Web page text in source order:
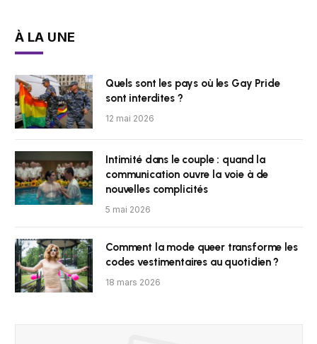
À LA UNE
Quels sont les pays où les Gay Pride
sont interdites ?
12 mai 2026
Intimité dans le couple : quand la
communication ouvre la voie à de
nouvelles complicités
5 mai 2026
Comment la mode queer transforme les
codes vestimentaires au quotidien ?
18 mars 2026